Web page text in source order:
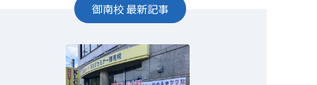
御南校最新記事